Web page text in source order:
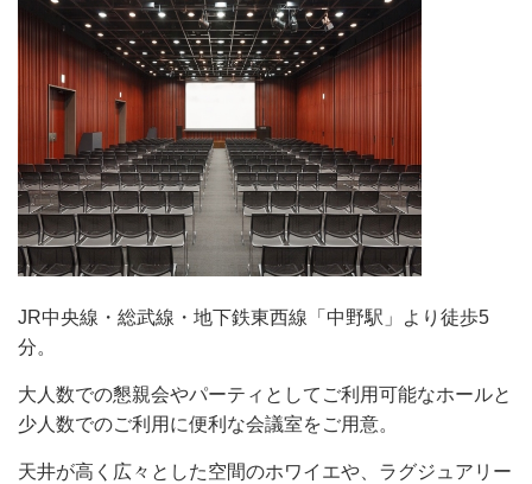
JR中央線・総武線・地下鉄東西線「中野駅」より徒歩5
分。
大人数での懇親会やパーティとしてご利用可能なホールと
少人数でのご利用に便利な会議室をご用意。
天井が高く広々とした空間のホワイエや、ラグジュアリー